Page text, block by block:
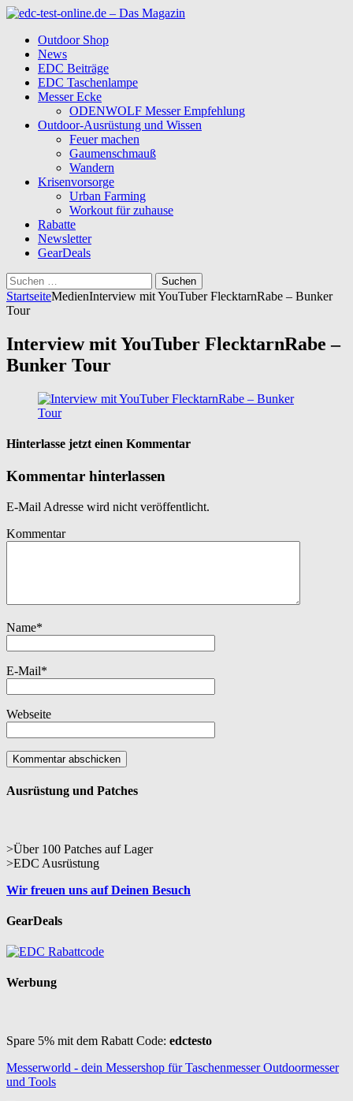
Outdoor Shop
News
EDC Beiträge
EDC Taschenlampe
Messer Ecke
ODENWOLF Messer Empfehlung
Outdoor-Ausrüstung und Wissen
Feuer machen
Gaumenschmauß
Wandern
Krisenvorsorge
Urban Farming
Workout für zuhause
Rabatte
Newsletter
GearDeals
Suchen
nach:
StartseiteMedienInterview mit YouTuber FlecktarnRabe – Bunker
Tour
Interview mit YouTuber FlecktarnRabe –
Bunker Tour
Hinterlasse jetzt einen Kommentar
Kommentar hinterlassen
E-Mail Adresse wird nicht veröffentlicht.
Kommentar
Name*
E-Mail*
Webseite
Ausrüstung und Patches
>Über 100 Patches auf Lager
>EDC Ausrüstung
Wir freuen uns auf Deinen Besuch
GearDeals
Werbung
Spare 5% mit dem Rabatt Code: edctesto
Messerworld - dein Messershop für Taschenmesser Outdoormesser
und Tools